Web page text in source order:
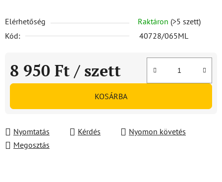
Elérhetőség Raktáron (>5 szett)
Kód:
40728/065ML
8 950 Ft / szett
Egységár:
KOSÁRBA
Nyomtatás Kérdés
Nyomon követés
Megosztás